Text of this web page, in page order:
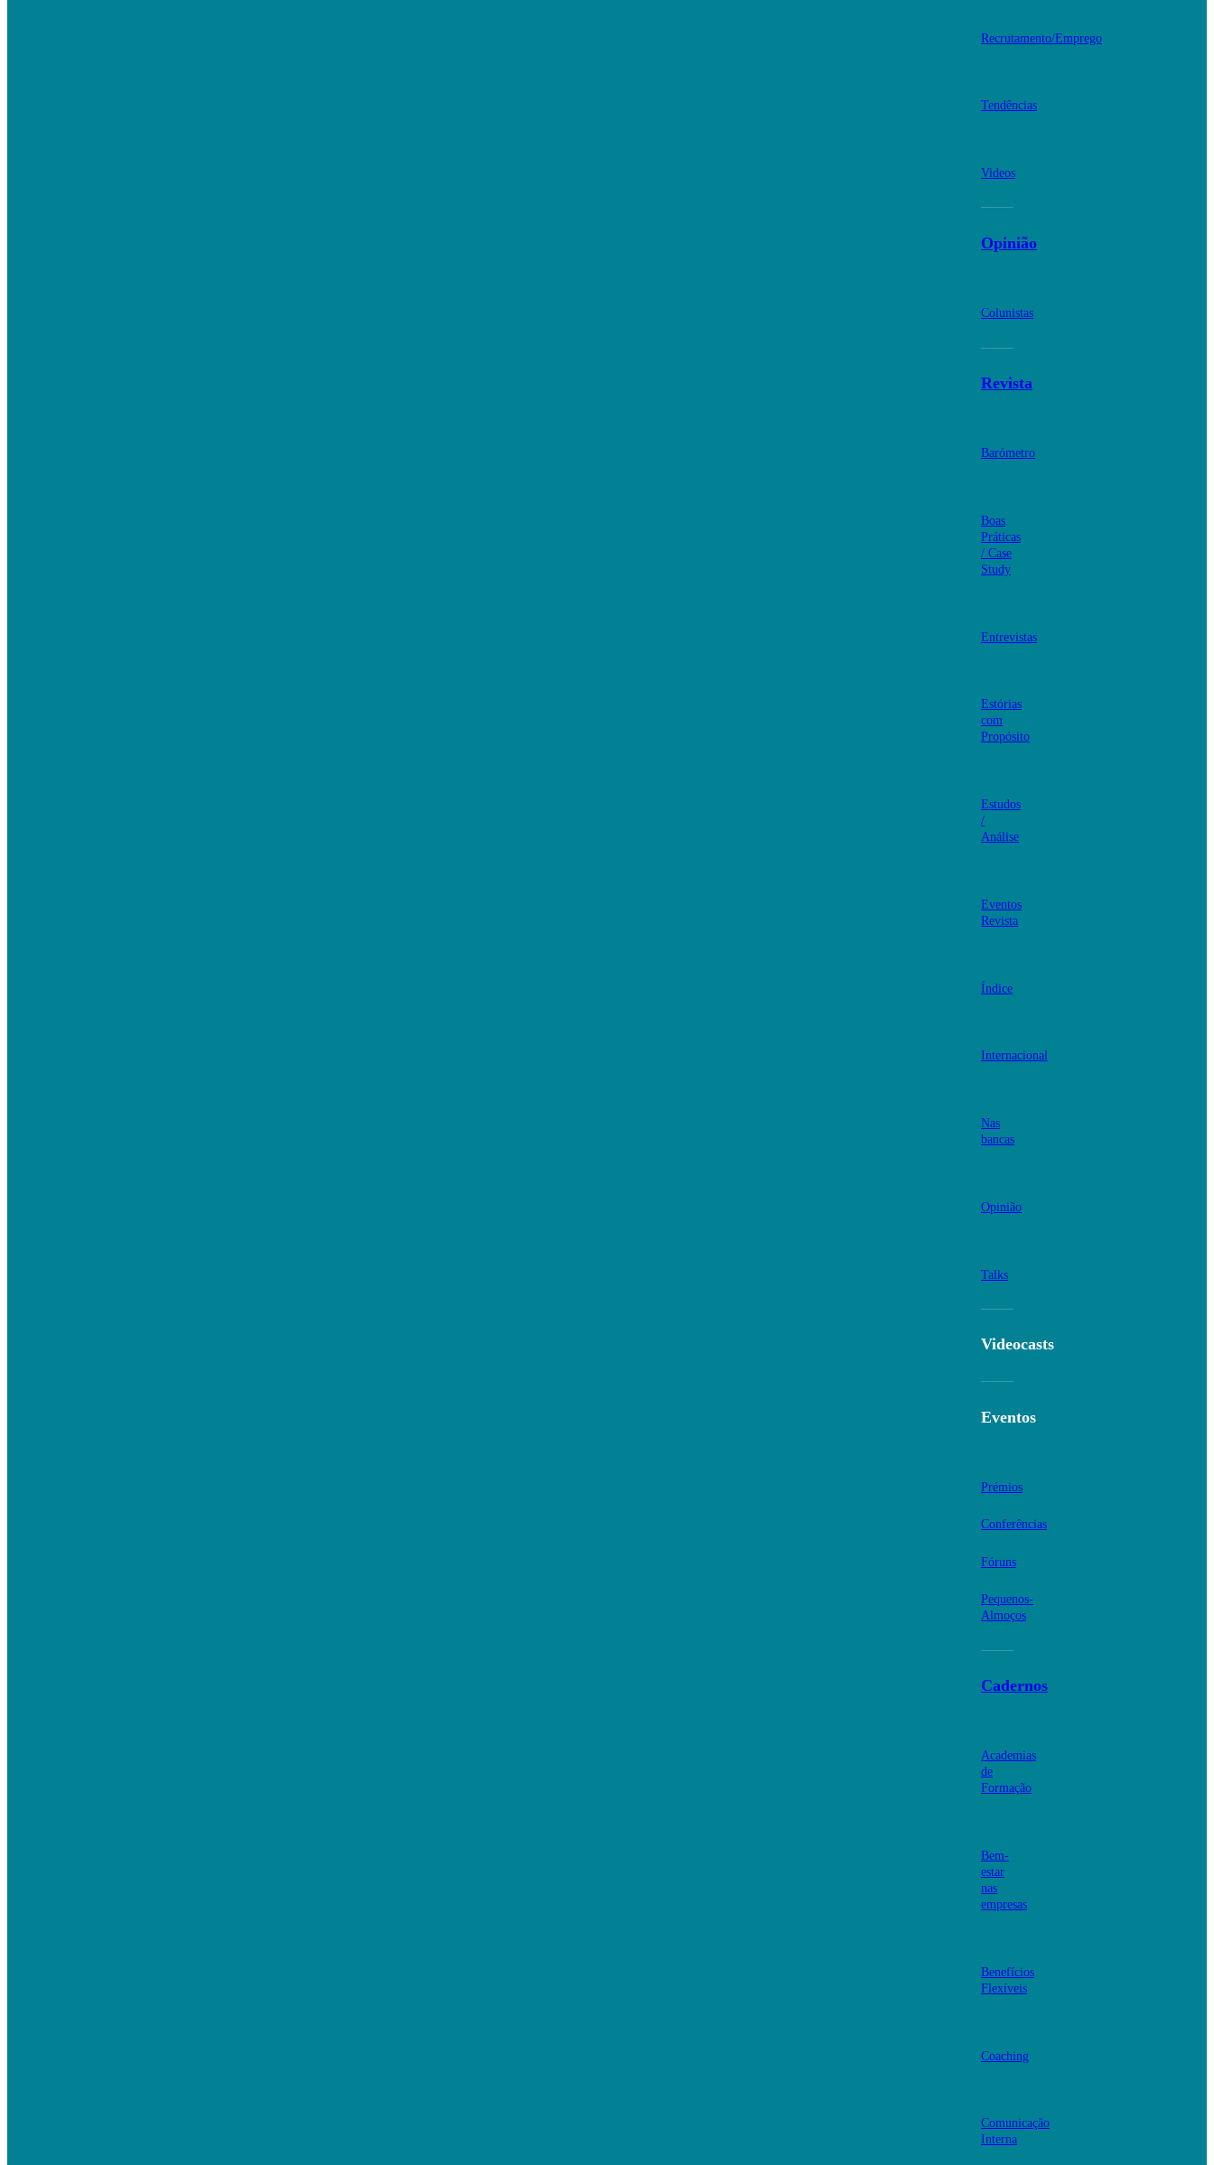
Recrutamento/Emprego
Tendências
Videos
Opinião
Colunistas
Revista
Barómetro
Boas
Práticas
/ Case
Study
Entrevistas
Estórias
com
Propósito
Estudos
/
Análise
Eventos
Revista
Índice
Internacional
Nas
bancas
Opinião
Talks
Videocasts
Eventos
Prémios
Conferências
Fóruns
Pequenos-
Almoços
Cadernos
Academias
de
Formação
Bem-
estar
nas
empresas
Benefícios
Flexíveis
Coaching
Comunicação
Interna